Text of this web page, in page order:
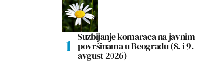
Suzbijanje komaraca na javnim
površinama u Beogradu (8. i 9.
avgust 2026)